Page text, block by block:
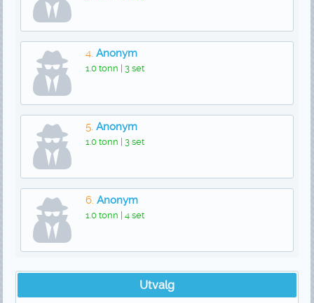
4. Anonym
1.0 tonn | 3 set
5. Anonym
1.0 tonn | 3 set
6. Anonym
1.0 tonn | 4 set
Utvalg